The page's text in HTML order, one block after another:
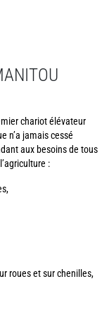
chariot élévateur
n’a jamais cessé
aux besoins de tous
:
roues et sur chenilles,